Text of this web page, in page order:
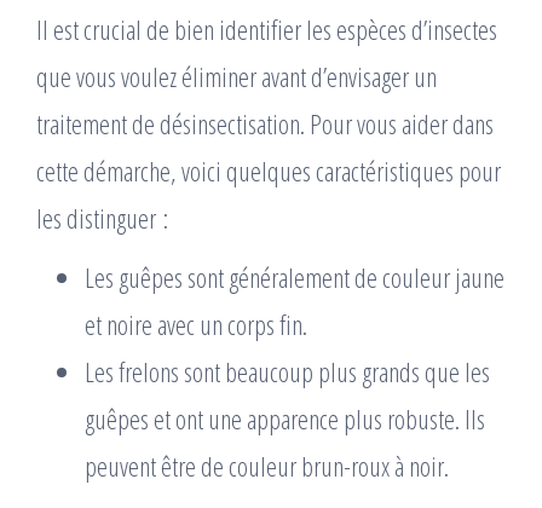
Il est crucial de bien identifier les espèces d’insectes
que vous voulez éliminer avant d’envisager un
traitement de désinsectisation. Pour vous aider dans
cette démarche, voici quelques caractéristiques pour
les distinguer :
Les guêpes sont généralement de couleur jaune
et noire avec un corps fin.
Les frelons sont beaucoup plus grands que les
guêpes et ont une apparence plus robuste. Ils
peuvent être de couleur brun-roux à noir.